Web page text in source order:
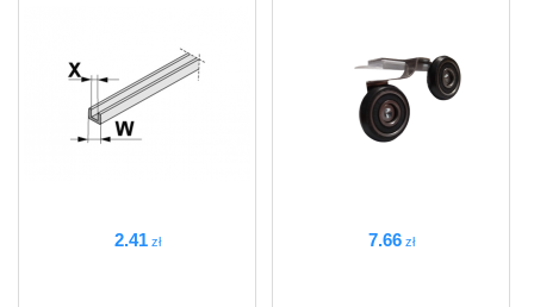
2.41 zł 7.66 zł